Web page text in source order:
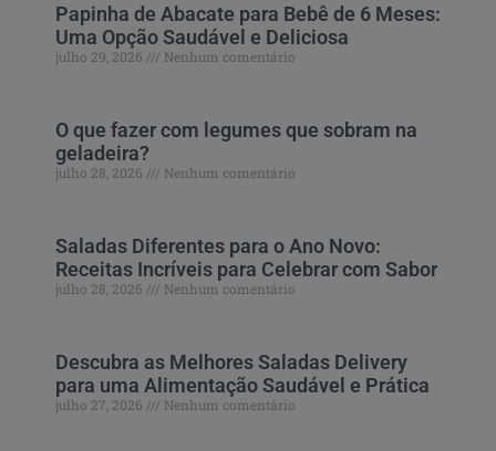
Papinha de Abacate para Bebê de 6 Meses:
Uma Opção Saudável e Deliciosa
julho 29, 2026 Nenhum comentário
O que fazer com legumes que sobram na
geladeira?
julho 28, 2026 Nenhum comentário
Saladas Diferentes para o Ano Novo:
Receitas Incríveis para Celebrar com Sabor
julho 28, 2026 Nenhum comentário
Descubra as Melhores Saladas Delivery
para uma Alimentação Saudável e Prática
julho 27, 2026 Nenhum comentário